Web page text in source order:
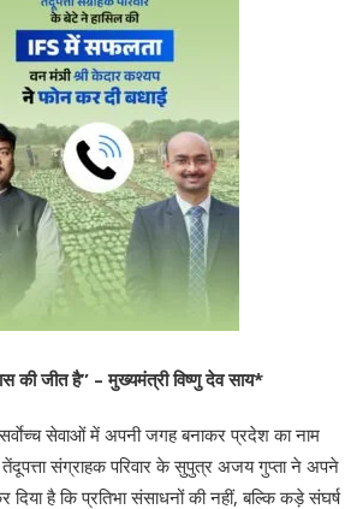
की जीत है” – मुख्यमंत्री विष्णु देव साय*
सेवाओं में अपनी जगह बनाकर प्रदेश का नाम
संग्राहक परिवार के सुपुत्र अजय गुप्ता ने अपने
है कि प्रतिभा संसाधनों की नहीं, बल्कि कड़े संघर्ष